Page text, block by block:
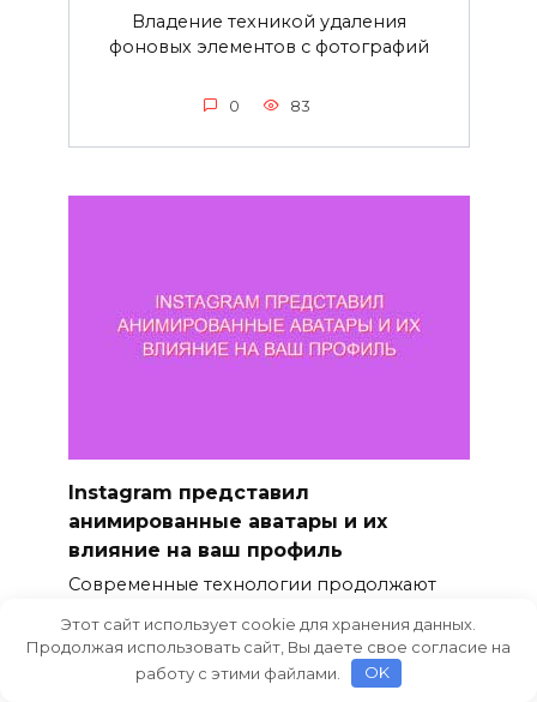
Владение техникой удаления
фоновых элементов с фотографий
0 83
Instagram представил
анимированные аватары и их
влияние на ваш профиль
Современные технологии продолжают
0 67
Этот сайт использует cookie для хранения данных.
Продолжая использовать сайт, Вы даете свое согласие на
работу с этими файлами.
OK